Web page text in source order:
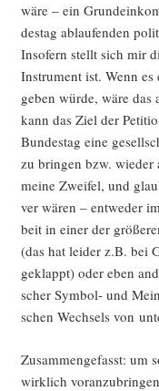
wäre – ein
des­tag ablau­fen­den
Inso­fern stellt sich mir
Instru­ment ist. Wenn
geben wür­de, wäre das
kann das Ziel der
Bun­des­tag eine
zu brin­gen bzw. wie­der
mei­ne Zwei­fel, und
ver wären – ent­we­der
beit in einer der
(das hat lei­der z.B. bei
geklappt) oder eben
scher Sym­bol- und
schen Wech­sels von
Zusam­men­ge­fasst: um
wirk­lich